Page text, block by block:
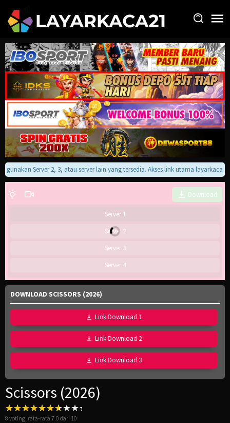
konten
Server 2, 3, atau server lain yang tersedia. Akses link utama layarkaca
Download
Server 1
Server 2
Server 3
Server 4
DOWNLOAD SCISSORS (2026)
Link Download 1
Link Download 2
Link Download 3
Scissors (2026)
8 voting, rata-rata 7.0 dari 10